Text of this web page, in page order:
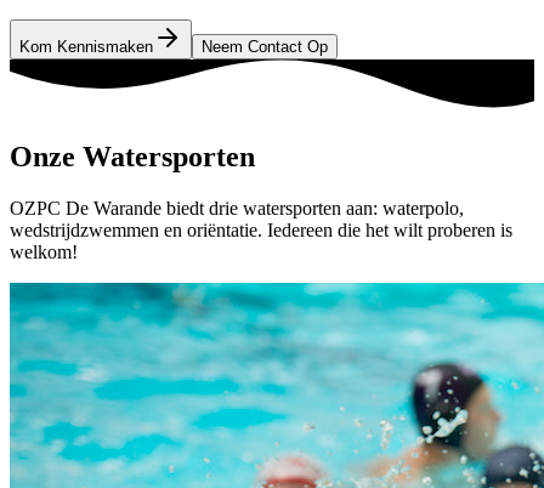
Kom Kennismaken Neem Contact Op
Onze Watersporten
OZPC De Warande biedt drie watersporten aan: waterpolo,
wedstrijdzwemmen en oriëntatie. Iedereen die het wilt proberen is
welkom!